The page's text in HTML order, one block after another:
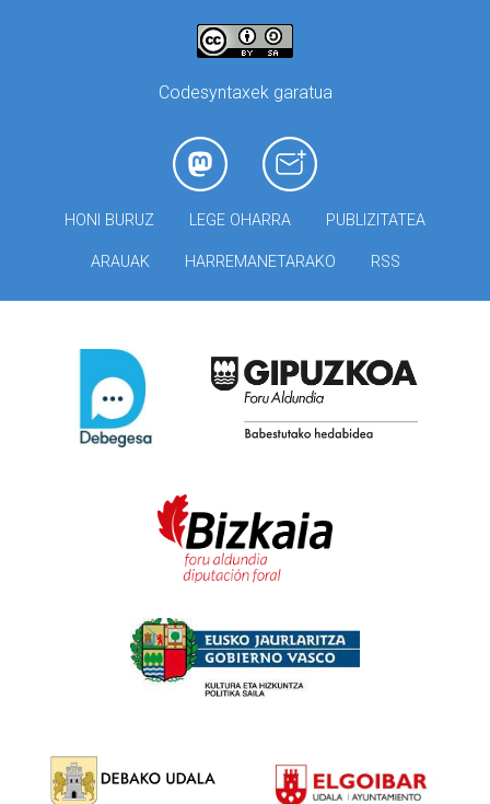
Codesyntaxek garatua
HONI BURUZ LEGE OHARRA PUBLIZITATEA
ARAUAK HARREMANETARAKO RSS